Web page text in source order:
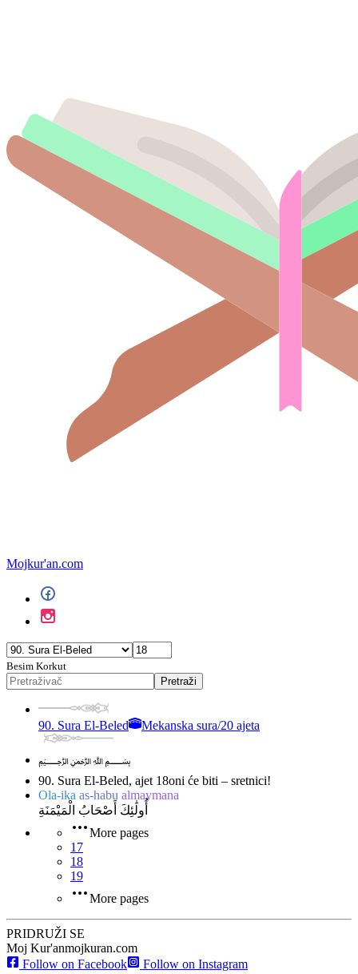
Mojkur'an.com
Besim Korkut
Pretraži
90. Sura El-Beled Mekanska sura/20 ajeta
﷽
90. Sura El-Beled, ajet 18oni će biti – sretnici!
Ola-ika as-habu almaymana
أُولَٰئِكَ أَصْحَابُ الْمَيْمَنَةِ
More pages
17
18
19
More pages
PRIDRUŽI SE
Moj Kur'anmojkuran.com
Follow on Facebook
Follow on Instagram